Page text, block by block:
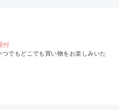
付
でもどこでも買い物をお楽しみいた